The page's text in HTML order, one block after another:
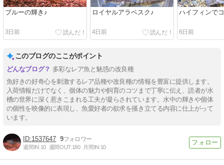
ブルーの輝き♪
3日前
ロイヤルアラベスク♪
4日前
ハイフィンで
6日前
このブログのここがポイント
多彩なレア魚と魅惑の改良種
魚好きの好奇心を刺激するレア品種や改良種の情報を豊富に提供します。
入荷情報だけでなく、個体の魅力や飼育のコツまで丁寧に伝え、読者が水
槽の世界に深く惹きこまれる工夫が凝らされています。水中の輝きや個体
の個性を映像的に表現し、魚愛好者の欲求を掻き立てる内容に仕上がって
います。
1537647 9
週間IN:10 週間OUT:180 月間IN:10